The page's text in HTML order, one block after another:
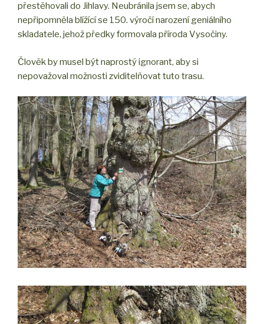
přestěhovali do Jihlavy. Neubránila jsem se, abych
nepřipomněla blížící se 150. výročí narození geniálního
skladatele, jehož předky formovala příroda Vysočiny.
Člověk by musel být naprostý ignorant, aby si
nepovažoval možnosti zviditelňovat tuto trasu.